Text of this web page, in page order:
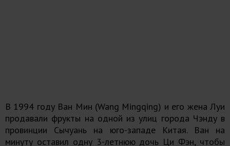
В 1994 году Ван Мин (Wang Mingqing) и его жена Луи
продавали фрукты на одной из улиц города Чэнду в
провинции Сычуань на юго-западе Китая. Ван на
минуту оставил одну 3-летнюю дочь Ци Фэн, чтобы